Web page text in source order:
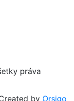
práva
by Orsigo